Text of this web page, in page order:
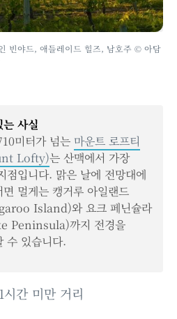
빈야드, 애들레이드 힐즈, 남호주 © 아담
는 사실
미터가 넘는 마운트 로프티
Lofty)는 산맥에서 가장
점입니다. 맑은 날에 전망대에
면 멀게는 캥거루 아일랜드
Island)와 요크 페닌슐라
Peninsula)까지 전경을
수 있습니다.
간 미만 거리